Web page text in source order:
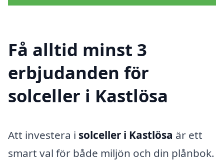
Få alltid minst 3
erbjudanden för
solceller i Kastlösa
Att investera i solceller i Kastlösa är ett
smart val för både miljön och din plånbok.